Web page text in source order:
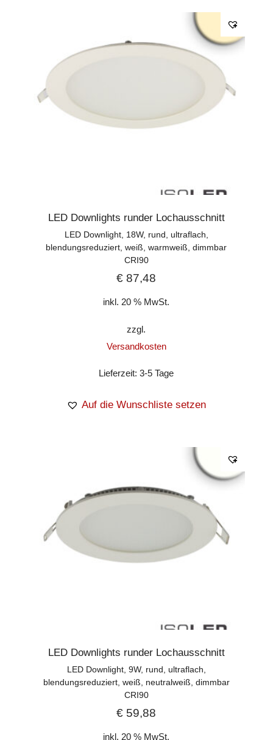
LED Downlights runder Lochausschnitt
LED Downlight, 18W, rund, ultraflach,
blendungsreduziert, weiß, warmweiß, dimmbar
CRI90
€ 87,48
inkl. 20 % MwSt.
zzgl.
Versandkosten
Lieferzeit:3-5 Tage
Auf die Wunschliste setzen
LED Downlights runder Lochausschnitt
LED Downlight, 9W, rund, ultraflach,
blendungsreduziert, weiß, neutralweiß, dimmbar
CRI90
€ 59,88
inkl. 20 % MwSt.